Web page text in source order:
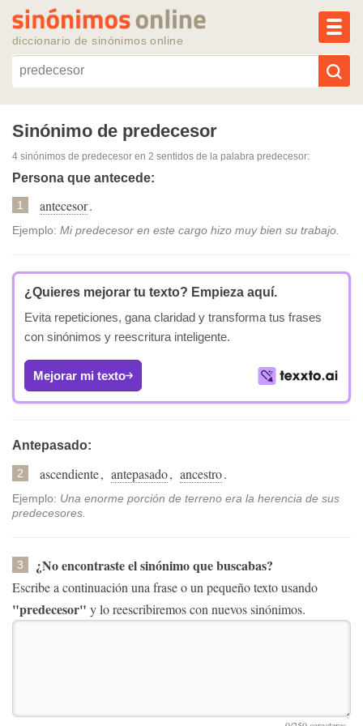
diccionario de sinónimos online
Reescribir texto con IA
Sinónimos populares
Sinónimo de predecesor
4 sinónimos de predecesor en 2 sentidos de la palabra predecesor:
Persona que antecede:
1 antecesor.
Ejemplo: Mi predecesor en este cargo hizo muy bien su trabajo.
¿Quieres mejorar tu texto? Empieza aquí.
Evita repeticiones, gana claridad y transforma tus frases
con sinónimos y reescritura inteligente.
Mejorar mi texto
Antepasado:
2 ascendiente, antepasado, ancestro.
Ejemplo: Una enorme porción de terreno era la herencia de sus
predecesores.
3 ¿No encontraste el sinónimo que buscabas?
Escribe a continuación una frase o un pequeño texto usando
"predecesor" y lo reescribiremos con nuevos sinónimos.